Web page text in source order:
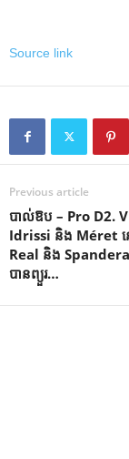
Source link
Previous article
បាល់ឱប – Pro D2.
Idrissi និង Méret
Real និង
បានព្យួរ…